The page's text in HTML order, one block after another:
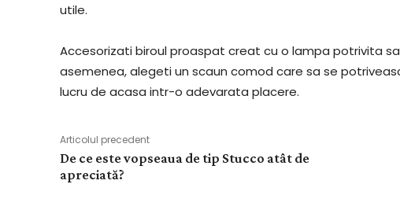
utile.
Accesorizati biroul proaspat creat cu o lampa potrivita
asemenea, alegeti un scaun comod care sa se
lucru de acasa intr-o adevarata placere.
Articolul precedent
De ce este vopseaua de tip Stucco atât de
apreciată?